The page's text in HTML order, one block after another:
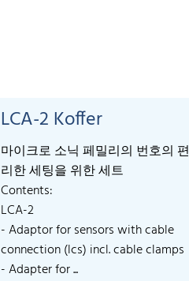
LCA-2 Koffer
마이크로 소닉 페밀리의 번호의 편
리한 세팅을 위한 세트
Contents:
LCA-2
- Adaptor for sensors with cable
connection (lcs) incl. cable clamps
- Adapter for ...